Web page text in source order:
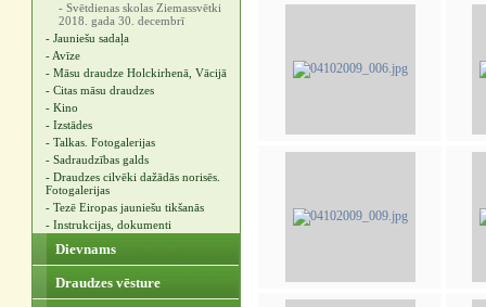
- Svētdienas skolas Ziemassvētki
2018. gada 30. decembrī
- Jauniešu sadaļa
- Avīze
- Māsu draudze Holckirhenā, Vācijā
- Citas māsu draudzes
- Kino
- Izstādes
- Talkas. Fotogalerijas
- Sadraudzības galds
- Draudzes cilvēki dažādās norisēs.
Fotogalerijas
- Tezē Eiropas jauniešu tikšanās
- Instrukcijas, dokumenti
Dievnams
Draudzes vēsture